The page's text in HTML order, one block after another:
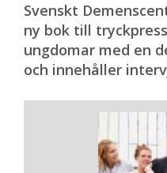
Svenskt
ny bok till
ungdomar med en
och innehåller